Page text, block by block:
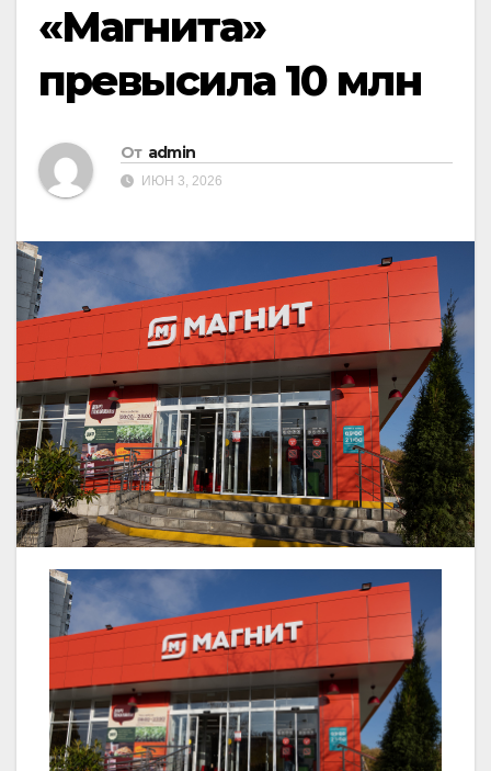
«Магнита»
превысила 10 млн
От admin
ИЮН 3, 2026